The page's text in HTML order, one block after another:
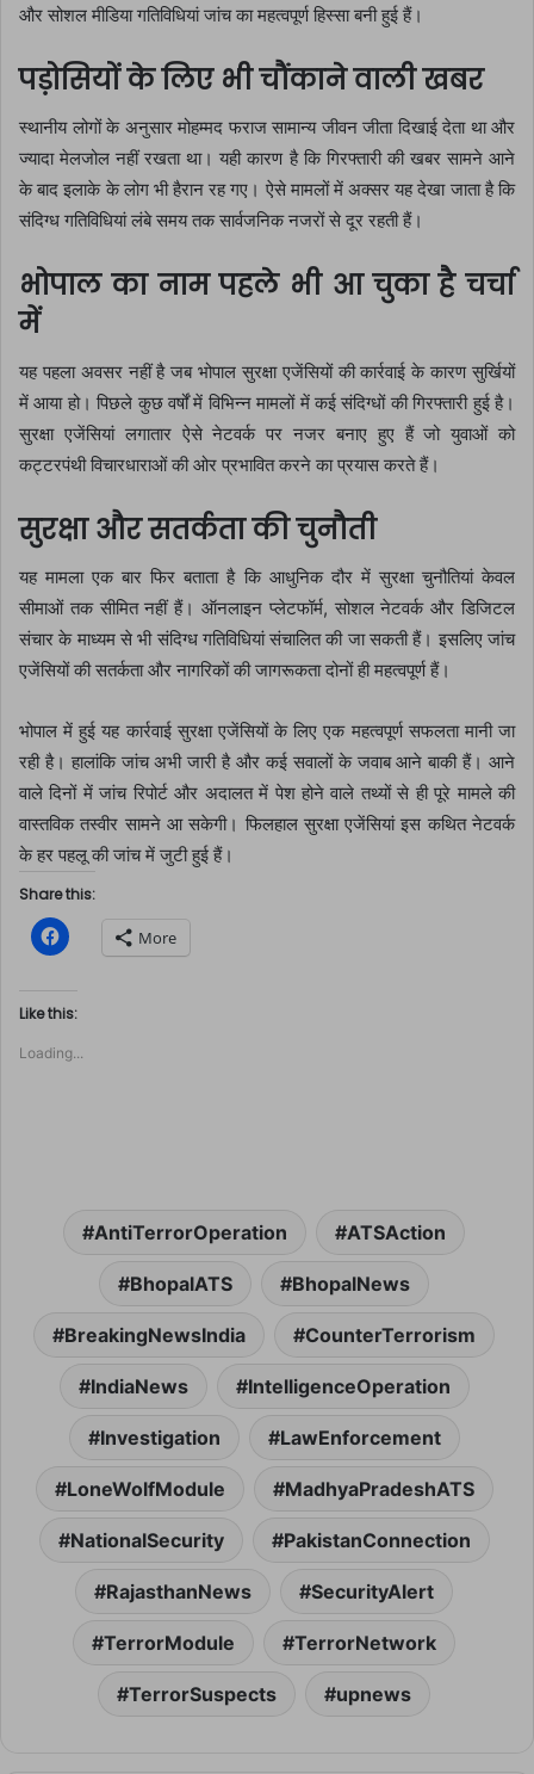
और सोशल मीडिया गतिविधियां जांच का महत्वपूर्ण हिस्सा बनी हुई हैं।
पड़ोसियों के लिए भी चौंकाने वाली खबर
स्थानीय लोगों के अनुसार मोहम्मद फराज सामान्य जीवन जीता दिखाई देता था और
ज्यादा मेलजोल नहीं रखता था। यही कारण है कि गिरफ्तारी की खबर सामने आने
के बाद इलाके के लोग भी हैरान रह गए। ऐसे मामलों में अक्सर यह देखा जाता है कि
संदिग्ध गतिविधियां लंबे समय तक सार्वजनिक नजरों से दूर रहती हैं।
भोपाल का नाम पहले भी आ चुका है चर्चा
में
यह पहला अवसर नहीं है जब भोपाल सुरक्षा एजेंसियों की कार्रवाई के कारण सुर्खियों
में आया हो। पिछले कुछ वर्षों में विभिन्न मामलों में कई संदिग्धों की गिरफ्तारी हुई है।
सुरक्षा एजेंसियां लगातार ऐसे नेटवर्क पर नजर बनाए हुए हैं जो युवाओं को
कट्टरपंथी विचारधाराओं की ओर प्रभावित करने का प्रयास करते हैं।
सुरक्षा और सतर्कता की चुनौती
यह मामला एक बार फिर बताता है कि आधुनिक दौर में सुरक्षा चुनौतियां केवल
सीमाओं तक सीमित नहीं हैं। ऑनलाइन प्लेटफॉर्म, सोशल नेटवर्क और डिजिटल
संचार के माध्यम से भी संदिग्ध गतिविधियां संचालित की जा सकती हैं। इसलिए जांच
एजेंसियों की सतर्कता और नागरिकों की जागरूकता दोनों ही महत्वपूर्ण हैं।
भोपाल में हुई यह कार्रवाई सुरक्षा एजेंसियों के लिए एक महत्वपूर्ण सफलता मानी जा
रही है। हालांकि जांच अभी जारी है और कई सवालों के जवाब आने बाकी हैं। आने
वाले दिनों में जांच रिपोर्ट और अदालत में पेश होने वाले तथ्यों से ही पूरे मामले की
वास्तविक तस्वीर सामने आ सकेगी। फिलहाल सुरक्षा एजेंसियां इस कथित नेटवर्क
के हर पहलू की जांच में जुटी हुई हैं।
Share this:
C
l
k
t
o
h
n
d
)
More
Like this:
Loading...
AntiTerrorOperation ATSAction
BhopalATS BhopalNews
BreakingNewsIndia CounterTerrorism
IndiaNews IntelligenceOperation
Investigation LawEnforcement
LoneWolfModule MadhyaPradeshATS
NationalSecurity PakistanConnection
RajasthanNews SecurityAlert
TerrorModule TerrorNetwork
TerrorSuspects upnews